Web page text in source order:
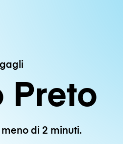
Preto
di 2 minuti.